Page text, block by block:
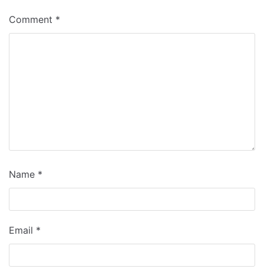
Comment *
Name *
Email *